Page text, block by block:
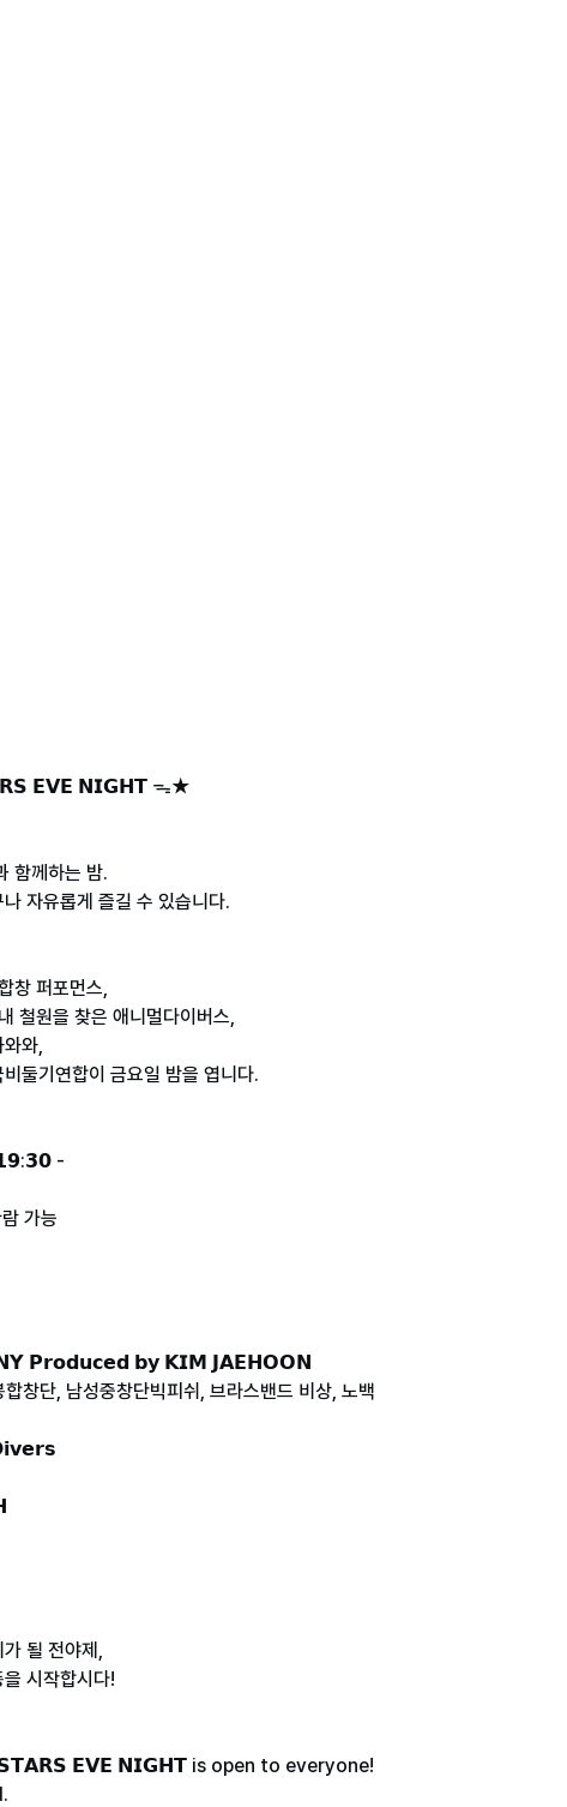
𝗘𝗩𝗘 𝗡𝗜𝗚𝗛𝗧 ᯓ★
함께하는 밤.
자유롭게 즐길 수 있습니다.
창 퍼포먼스,
철원을 찾은 애니멀다이버스,
와,
둘기연합이 금요일 밤을 엽니다.
-
가능
𝗣𝗿𝗼𝗱𝘂𝗰𝗲𝗱 𝗯𝘆 𝗞𝗜𝗠 𝗝𝗔𝗘𝗛𝗢𝗢𝗡
창단, 남성중창단빅피쉬, 브라스밴드 비상, 노백
될 전야제,
시작합시다!
𝗘𝗩𝗘 𝗡𝗜𝗚𝗛𝗧 is open to everyone!